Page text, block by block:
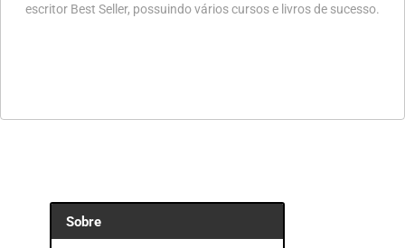
escritor Best Seller, possuindo vários cursos e livros de sucesso.
Sobre